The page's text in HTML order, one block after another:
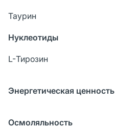
Таурин
Нуклеотиды
L-Тирозин
Энергетическая ценность
Осмоляльность